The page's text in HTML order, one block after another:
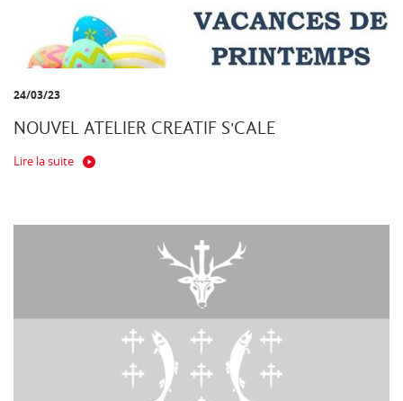
24/03/23
NOUVEL ATELIER CREATIF S'CALE
Lire la suite